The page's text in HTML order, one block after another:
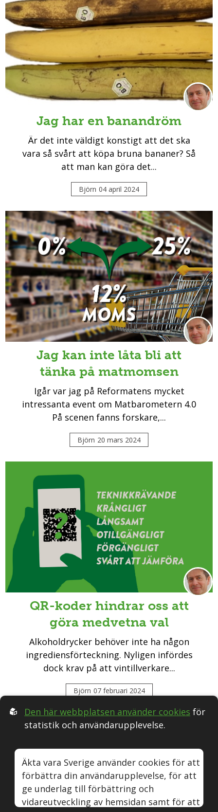
Jag har en banandröm
Är det inte väldigt konstigt att det ska
vara så svårt att köpa bruna bananer? Så
att man kan göra det...
Björn 04 april 2024
Jag kan inte låta bli att
tänka på matmomsen
Igår var jag på Reformatens mycket
intressanta event om Matbarometern 4.0
På scenen fanns forskare,...
Björn 20 mars 2024
QR-koder hindrar oss att
göra medvetna val
Alkoholdrycker behöver inte ha någon
ingrediensförteckning. Nyligen infördes
dock krav på att vintillverkare...
Björn 07 februari 2024
Följ oss i Sociala medier:
Äkta varaNaturvinInstagramYoutube
Den här webbplatsen använder cookies för
statistik och användarupplevelse.
Äkta vara Sverige använder cookies för att
förbättra din användarupplevelse, för att
ge underlag till förbättring och
vidareutveckling av hemsidan samt för att